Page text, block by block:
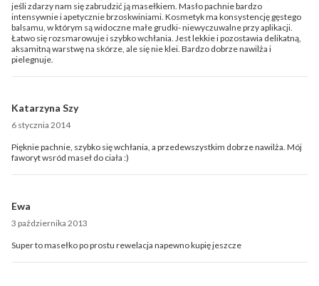
jeśli zdarzy nam się zabrudzić ją masełkiem. Masło pachnie bardzo
intensywnie i apetycznie brzoskwiniami. Kosmetyk ma konsystencję gęstego
balsamu, w którym są widoczne małe grudki- niewyczuwalne przy aplikacji.
Łatwo się rozsmarowuje i szybko wchłania. Jest lekkie i pozostawia delikatną,
aksamitną warstwę na skórze, ale się nie klei. Bardzo dobrze nawilża i
pielegnuje.
Katarzyna Szy
6 stycznia 2014
Pięknie pachnie, szybko się wchłania, a przedewszystkim dobrze nawilża. Mój
faworyt wsród maseł do ciała :)
Ewa
3 października 2013
Super to masełko po prostu rewelacja napewno kupię jeszcze